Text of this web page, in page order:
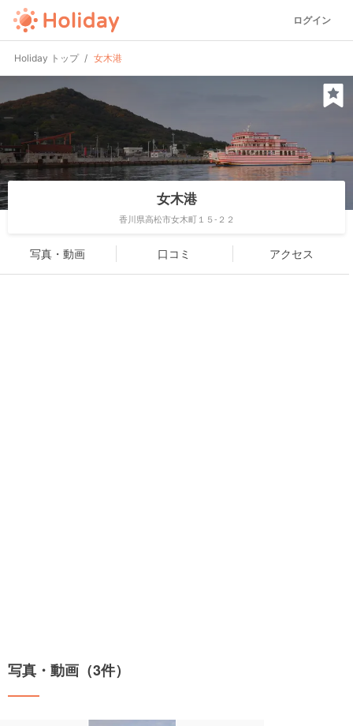
ログイン
Holiday トップ 女木港
女木港
香川県高松市女木町１５-２２
写真・動画 口コミ アクセス
写真・動画（3件）